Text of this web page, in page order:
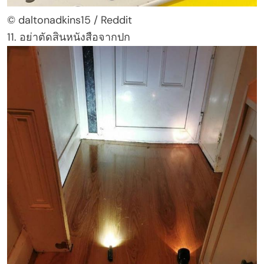
© daltonadkins15 / Reddit
11. อย่าตัดสินหนังสือจากปก